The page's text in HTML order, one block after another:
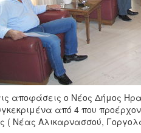
ο Νέος Δήμος
από 4 που
( Νέας Αλικαρνασσού,